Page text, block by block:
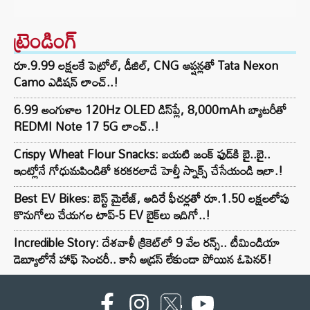
ట్రెండింగ్‌
రూ.9.99 లక్షలకే పెట్రోల్, డీజిల్, CNG ఆప్షన్లతో Tata Nexon
Camo ఎడిషన్ లాంచ్..!
6.99 అంగుళాల 120Hz OLED డిస్‌ప్లే, 8,000mAh బ్యాటరీతో
REDMI Note 17 5G లాంచ్..!
Crispy Wheat Flour Snacks: బయటి జంక్ ఫుడ్‌కి బై..బై..
ఇంట్లోనే గోధుమపిండితో కరకరలాడే హెల్తీ స్నాక్స్ చేసేయండి ఇలా.!
Best EV Bikes: బెస్ట్ మైలేజ్, అదిరే ఫీచర్లతో రూ.1.50 లక్షలలోపు
కొనుగోలు చేయగల టాప్-5 EV బైక్‌లు ఇదిగో..!
Incredible Story: దేశవాళీ క్రికెట్‌లో 9 వేల రన్స్.. టీమిండియా
డెబ్యూలోనే హాఫ్ సెంచరీ.. కానీ అడ్రస్ లేకుండా పోయిన ఓపెనర్!